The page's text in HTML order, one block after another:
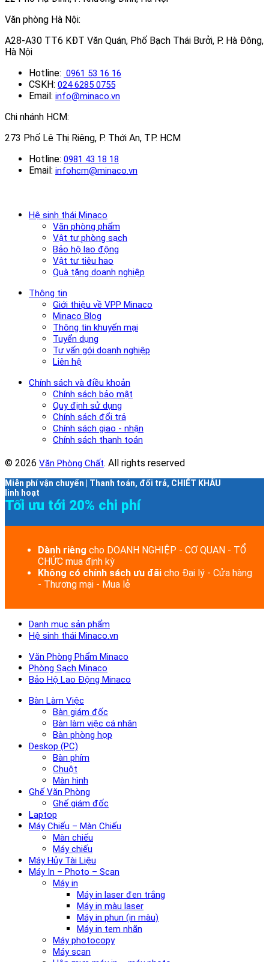
Văn phòng Hà Nội:
A28-A30 TT6 KĐT Văn Quán, Phố Bạch Thái Bưởi, P. Hà Đông,
Hà Nội
Hotline: 0961 53 16 16
CSKH: 024 6285 0755
Email: info@minaco.vn
Chi nhánh HCM:
273 Phố Lê Thị Riêng, P. Thới An, TP. HCM
Hotline: 0981 43 18 18
Email: infohcm@minaco.vn
Hệ sinh thái Minaco
Văn phòng phẩm
Vật tư phòng sạch
Bảo hộ lao động
Vật tư tiêu hao
Quà tặng doanh nghiệp
Thông tin
Giới thiệu về VPP Minaco
Minaco Blog
Thông tin khuyến mại
Tuyển dụng
Tư vấn gói doanh nghiệp
Liên hệ
Chính sách và điều khoản
Chính sách bảo mật
Quy định sử dụng
Chính sách đổi trả
Chính sách giao - nhận
Chính sách thanh toán
© 2026 Văn Phòng Chất. All rights reserved
Miễn phí vận chuyển | Thanh toán, đổi trả, CHIẾT KHẤU
linh hoạt
Tối ưu tới 20% chi phí
Dành riêng cho DOANH NGHIỆP - CƠ QUAN - TỔ
CHỨC mua định kỳ
Không có chính sách ưu đãi cho Đại lý - Cửa hàng
- Thương mại - Mua lẻ
Danh mục sản phẩm
Hệ sinh thái Minaco.vn
Văn Phòng Phẩm Minaco
Phòng Sạch Minaco
Bảo Hộ Lao Động Minaco
Bàn Làm Việc
Bàn giám đốc
Bàn làm việc cá nhân
Bàn phòng họp
Deskop (PC)
Bàn phím
Chuột
Màn hình
Ghế Văn Phòng
Ghế giám đốc
Laptop
Máy Chiếu – Màn Chiếu
Màn chiếu
Máy chiếu
Máy Hủy Tài Liệu
Máy In – Photo – Scan
Máy in
Máy in laser đen trắng
Máy in màu laser
Máy in phun (in màu)
Máy in tem nhãn
Máy photocopy
Máy scan